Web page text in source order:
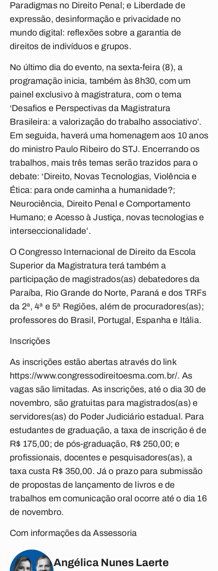
Paradigmas no Direito Penal; e Liberdade de
expressão, desinformação e privacidade no
mundo digital: reflexões sobre a garantia de
direitos de indivíduos e grupos.
No último dia do evento, na sexta-feira (8), a
programação inicia, também às 8h30, com um
painel exclusivo à magistratura, com o tema
‘Desafios e Perspectivas da Magistratura
Brasileira: a valorização do trabalho associativo’.
Em seguida, haverá uma homenagem aos 10 anos
do ministro Paulo Ribeiro do STJ. Encerrando os
trabalhos, mais três temas serão trazidos para o
debate: ‘Direito, Novas Tecnologias, Violência e
Ética: para onde caminha a humanidade?;
Neurociência, Direito Penal e Comportamento
Humano; e Acesso à Justiça, novas tecnologias e
interseccionalidade’.
O Congresso Internacional de Direito da Escola
Superior da Magistratura terá também a
participação de magistrados(as) debatedores da
Paraíba, Rio Grande do Norte, Paraná e dos TRFs
da 2ª, 4ª e 5ª Regiões, além de procuradores(as);
professores do Brasil, Portugal, Espanha e Itália.
Inscrições
As inscrições estão abertas através do link
https://www.congressodireitoesma.com.br/. As
vagas são limitadas. As inscrições, até o dia 30 de
novembro, são gratuitas para magistrados(as) e
servidores(as) do Poder Judiciário estadual. Para
estudantes de graduação, a taxa de inscrição é de
R$ 175,00; de pós-graduação, R$ 250,00; e
profissionais, docentes e pesquisadores(as), a
taxa custa R$ 350,00. Já o prazo para submissão
de propostas de lançamento de livros e de
trabalhos em comunicação oral ocorre até o dia 16
de novembro.
Com informações da Assessoria
Angélica Nunes Laerte